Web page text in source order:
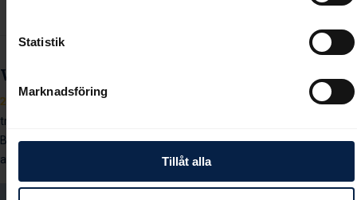
Statistik
Marknadsföring
Tillåt alla
Wahl mot sitt sjunde banchampionat?
2025-09-21
Patrick Wahl är Bro Parks största tränare, med 29 hästar i
träning.
Banans flerfaldige champion hoppas och tror på en stark andra halva
av säsongen.